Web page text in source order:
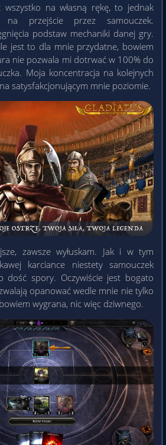
wszystko na własną rękę, to jednak
przejście przez samouczek.
podstaw mechaniki danej gry.
jest to dla mnie przydatne, bowiem
nie pozwala mi dotrwać w 100% do
Moja koncentracja na kolejnych
satysfakcjonującym mnie poziomie.
zawsze wyłuskam. Jak i w tym
karciance niestety samouczek
dość spory. Oczywiście jest bogato
opanować wedle mnie nie tylko
wygrana, nic więc dziwnego.